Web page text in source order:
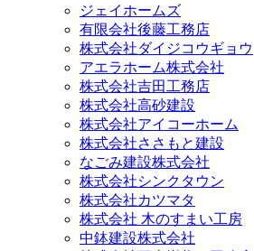
ジェイホームズ
有限会社後藤工務店
株式会社ダイジコウギョウ
アエラホーム株式会社
株式会社吉田工務店
株式会社高砂建設
株式会社アイコーホーム
株式会社ささもと建設
なごみ建設株式会社
株式会社シンクタウン
株式会社カツマタ
株式会社 木のすまい工房
中鉢建設株式会社